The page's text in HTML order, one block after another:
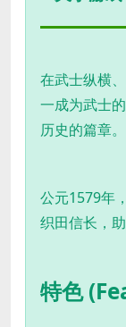
在武士纵横
一成为武士
历史的篇章。
公元1579年
织田信长，
特色